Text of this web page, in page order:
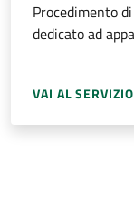
Procedimento
dedicato ad
VAI AL SERVIZIO